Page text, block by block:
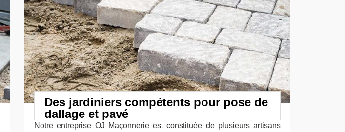
Des jardiniers compétents pour pose de
dallage et pavé
Notre entreprise OJ Maçonnerie est constituée de plusieurs artisans